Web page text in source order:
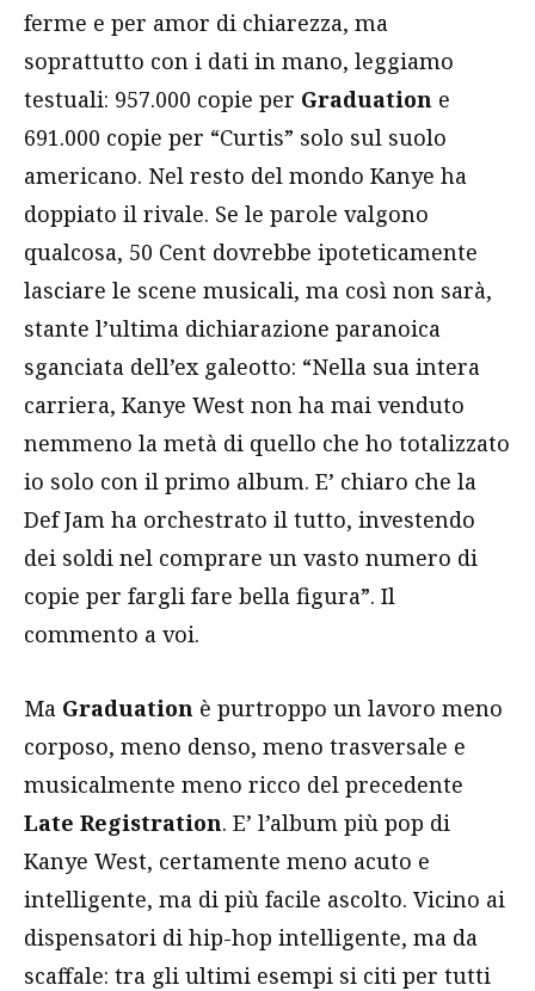
ferme e per amor di chiarezza, ma
soprattutto con i dati in mano, leggiamo
testuali: 957.000 copie per Graduation e
691.000 copie per “Curtis” solo sul suolo
americano. Nel resto del mondo Kanye ha
doppiato il rivale. Se le parole valgono
qualcosa, 50 Cent dovrebbe ipoteticamente
lasciare le scene musicali, ma così non sarà,
stante l’ultima dichiarazione paranoica
sganciata dell’ex galeotto: “Nella sua intera
carriera, Kanye West non ha mai venduto
nemmeno la metà di quello che ho totalizzato
io solo con il primo album. E’ chiaro che la
Def Jam ha orchestrato il tutto, investendo
dei soldi nel comprare un vasto numero di
copie per fargli fare bella figura”. Il
commento a voi.
Ma Graduation è purtroppo un lavoro meno
corposo, meno denso, meno trasversale e
musicalmente meno ricco del precedente
Late Registration. E’ l’album più pop di
Kanye West, certamente meno acuto e
intelligente, ma di più facile ascolto. Vicino ai
dispensatori di hip-hop intelligente, ma da
scaffale: tra gli ultimi esempi si citi per tutti